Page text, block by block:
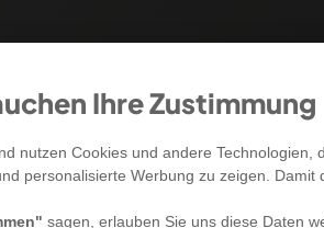
Ihre Zustimmung
nutzen Cookies und andere
personalisierte Werbung zu zeigen.
sagen, erlauben Sie uns diese Daten